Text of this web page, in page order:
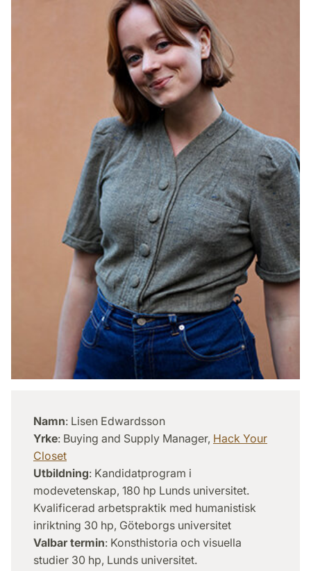
Namn: Lisen Edwardsson
Yrke: Buying and Supply Manager, Hack Your
Closet
Utbildning: Kandidatprogram i
modevetenskap, 180 hp Lunds universitet.
Kvalificerad arbetspraktik med humanistisk
inriktning 30 hp, Göteborgs universitet
Valbar termin: Konsthistoria och visuella
studier 30 hp, Lunds universitet.